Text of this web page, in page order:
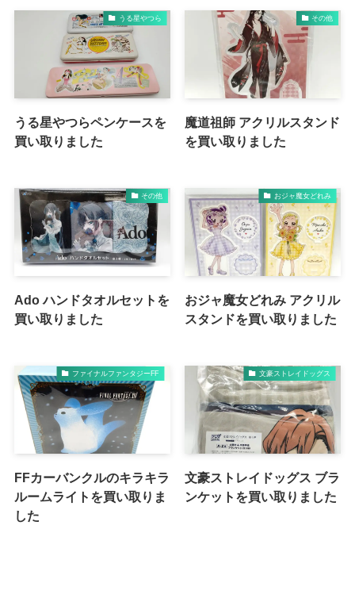
うる星やつら
うる星やつらペンケースを
買い取りました
その他
魔道祖師 アクリルスタンド
を買い取りました
その他
Ado ハンドタオルセットを
買い取りました
おジャ魔女どれみ
おジャ魔女どれみ アクリル
スタンドを買い取りました
ファイナルファンタジーFF
FFカーバンクルのキラキラ
ルームライトを買い取りま
した
文豪ストレイドッグス
文豪ストレイドッグス ブラ
ンケットを買い取りました